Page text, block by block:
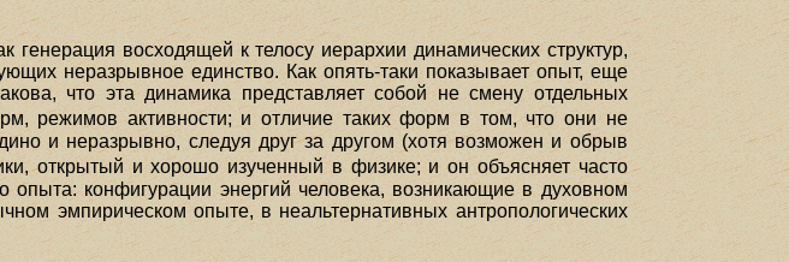
генерация восходящей к телосу иерархии динамических структур,
неразрывное единство. Как опять-таки показывает опыт, еще
что эта динамика представляет собой не смену отдельных
режимов активности; и отличие таких форм в том, что они не
и неразрывно, следуя друг за другом (хотя возможен и обрыв
открытый и хорошо изученный в физике; и он объясняет часто
опыта: конфигурации энергий человека, возникающие в духовном
эмпирическом опыте, в неальтернативных антропологических